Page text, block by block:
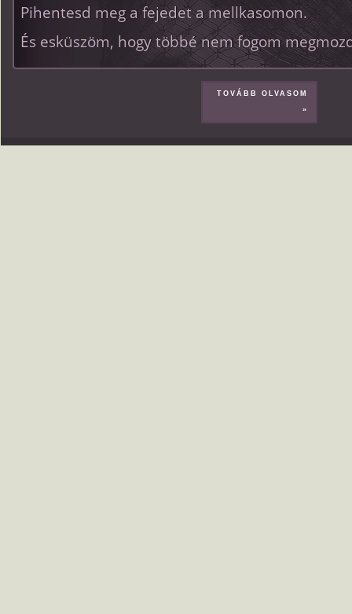
Pihentesd meg a fejedet a mellkasomon.
És esküszöm, hogy többé nem fogom
TOVÁBB OLVASOM
»